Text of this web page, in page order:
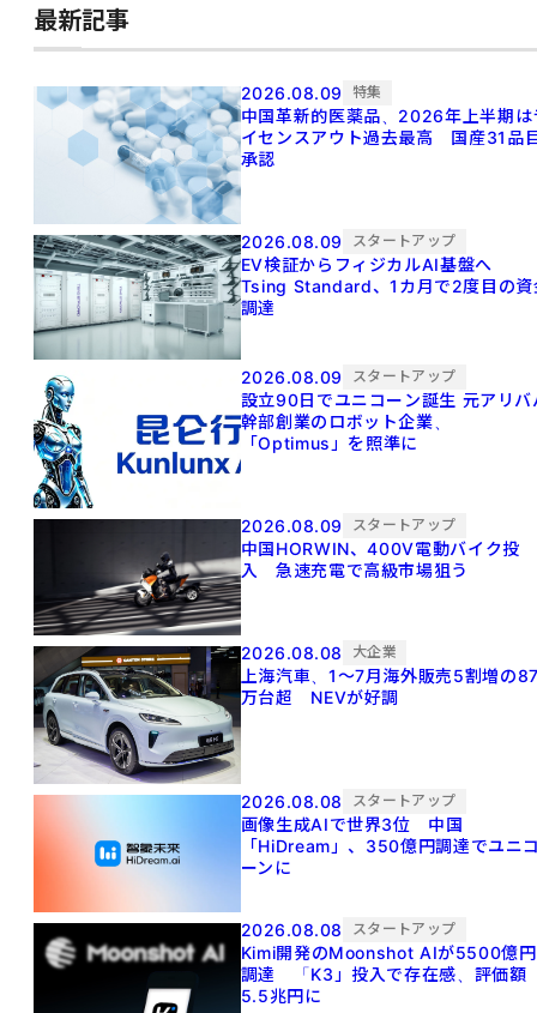
最新記事
2026.08.09 特集
中国革新的医薬品、2026年上半期は
イセンスアウト過去最高 国産31品
承認
2026.08.09 スタートアップ
EV検証からフィジカルAI基盤へ
Tsing Standard、1カ月で2度目の資
調達
2026.08.09 スタートアップ
設立90日でユニコーン誕生 元アリババ
幹部創業のロボット企業、
「Optimus」を照準に
2026.08.09 スタートアップ
中国HORWIN、400V電動バイク投
入 急速充電で高級市場狙う
2026.08.08 大企業
上海汽車、1～7月海外販売5割増の
万台超 NEVが好調
2026.08.08 スタートアップ
画像生成AIで世界3位 中国
「HiDream」、350億円調達でユニ
ーンに
2026.08.08 スタートアップ
Kimi開発のMoonshot AIが5500億円
調達 「K3」投入で存在感、評価額
5.5兆円に